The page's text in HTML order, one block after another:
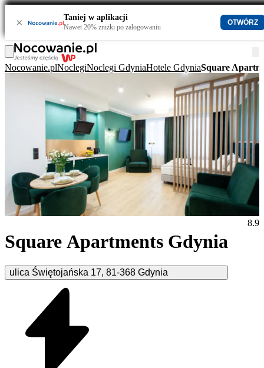
× Taniej w aplikacji
Nawet 20% zniżki po zalogowaniu
OTWÓRZ
Nocowanie.plNoclegiNoclegi GdyniaHotele GdyniaSquare
Square Apartments Gdynia
ulica Świętojańska 17, 81-368 Gdynia
8.9